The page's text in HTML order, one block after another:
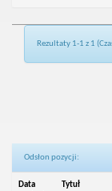
Rezultaty 1-1 z 1
Odsłon pozycji:
Data
Tytuł